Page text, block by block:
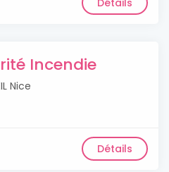
Détails
Incendie
Nice
Détails